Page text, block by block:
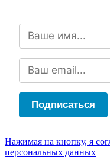
Подписаться
Нажимая на кнопку, я
персональных данных